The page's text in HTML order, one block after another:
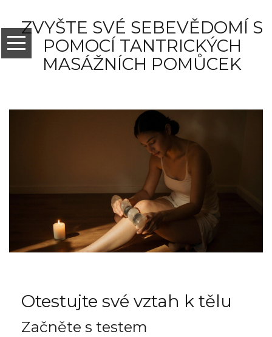
ZVYŠTE SVÉ SEBEVĚDOMÍ S
POMOCÍ TANTRICKÝCH
MASÁŽNÍCH POMŮCEK
Otestujte své vztah k tělu
Začněte s testem